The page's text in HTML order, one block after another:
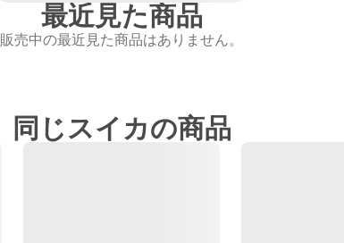
最近見た商品
販売中の最近見た商品はありません。
同じスイカの商品